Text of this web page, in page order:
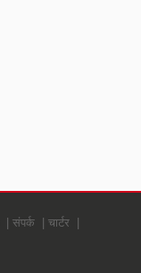
संपर्क
चार्टर